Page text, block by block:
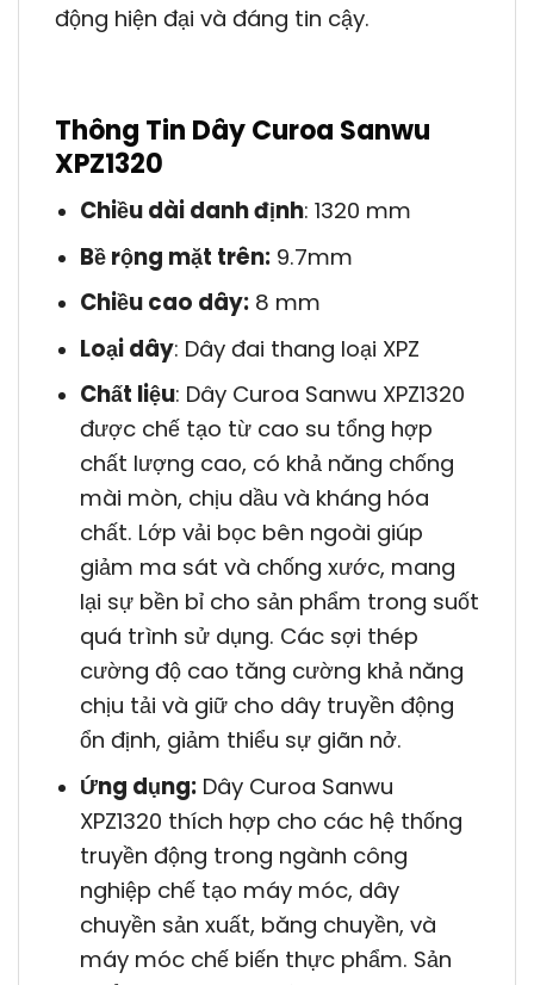
động hiện đại và đáng tin cậy.
Thông Tin Dây Curoa Sanwu
XPZ1320
Chiều dài danh định: 1320 mm
Bề rộng mặt trên:9.7mm
Chiều cao dây:8 mm
Loại dây: Dây đai thang loại XPZ
Chất liệu: Dây Curoa Sanwu XPZ1320
được chế tạo từ cao su tổng hợp
chất lượng cao, có khả năng chống
mài mòn, chịu dầu và kháng hóa
chất. Lớp vải bọc bên ngoài giúp
giảm ma sát và chống xước, mang
lại sự bền bỉ cho sản phẩm trong suốt
quá trình sử dụng. Các sợi thép
cường độ cao tăng cường khả năng
chịu tải và giữ cho dây truyền động
ổn định, giảm thiểu sự giãn nở.
Ứng dụng:Dây Curoa Sanwu
XPZ1320 thích hợp cho các hệ thống
truyền động trong ngành công
nghiệp chế tạo máy móc, dây
chuyền sản xuất, băng chuyền, và
máy móc chế biến thực phẩm. Sản